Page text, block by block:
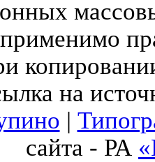
на
|
сайта - РА